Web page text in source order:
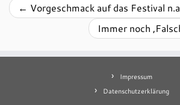
← Vorgeschmack auf das Festival
Immer noch
Impressum
Datenschutzerklärung